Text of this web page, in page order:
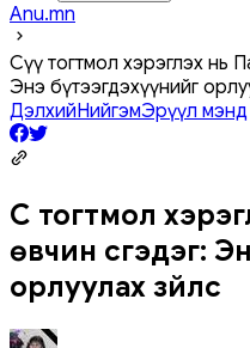
Anu.mn
Сүү тогтмол хэрэглэх нь
Энэ бүтээгдэхүүнийг
ДэлхийНийгэмЭрүүл мэнд
Сүү тогтмол
өвчин үүсгэдэг:
орлуулах зүйлс